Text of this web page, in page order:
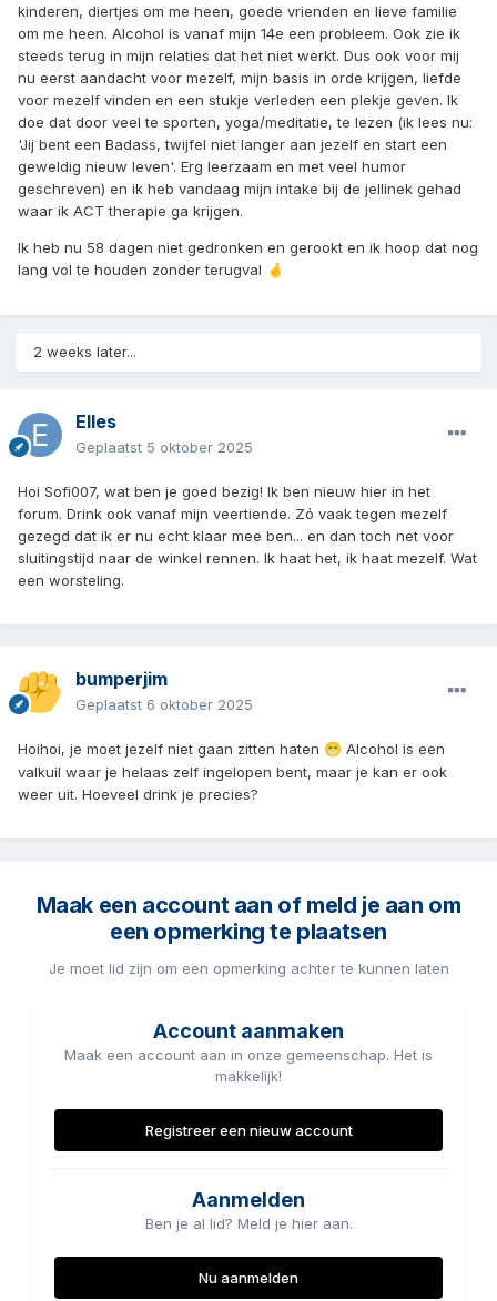
kinderen, diertjes om me heen, goede vrienden en lieve familie
om me heen. Alcohol is vanaf mijn 14e een probleem. Ook zie ik
steeds terug in mijn relaties dat het niet werkt. Dus ook voor mij
nu eerst aandacht voor mezelf, mijn basis in orde krijgen, liefde
voor mezelf vinden en een stukje verleden een plekje geven. Ik
doe dat door veel te sporten, yoga/meditatie, te lezen (ik lees nu:
'Jij bent een Badass, twijfel niet langer aan jezelf en start een
geweldig nieuw leven'. Erg leerzaam en met veel humor
geschreven) en ik heb vandaag mijn intake bij de jellinek gehad
waar ik ACT therapie ga krijgen.
Ik heb nu 58 dagen niet gedronken en gerookt en ik hoop dat nog
lang vol te houden zonder terugval 🤞
2 weeks later...
Elles
Geplaatst 5 oktober 2025
Hoi Sofi007, wat ben je goed bezig! Ik ben nieuw hier in het
forum. Drink ook vanaf mijn veertiende. Zó vaak tegen mezelf
gezegd dat ik er nu echt klaar mee ben... en dan toch net voor
sluitingstijd naar de winkel rennen. Ik haat het, ik haat mezelf. Wat
een worsteling.
bumperjim
Geplaatst 6 oktober 2025
Hoihoi, je moet jezelf niet gaan zitten haten 😁 Alcohol is een
valkuil waar je helaas zelf ingelopen bent, maar je kan er ook
weer uit. Hoeveel drink je precies?
Maak een account aan of meld je aan om
een opmerking te plaatsen
Je moet lid zijn om een opmerking achter te kunnen laten
Account aanmaken
Maak een account aan in onze gemeenschap. Het is
makkelijk!
Registreer een nieuw account
Aanmelden
Ben je al lid? Meld je hier aan.
Nu aanmelden